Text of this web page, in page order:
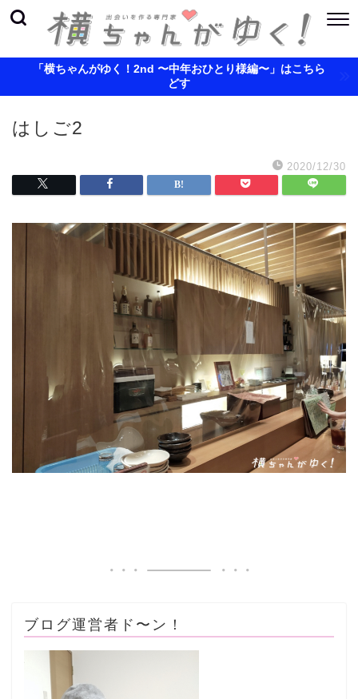
「横ちゃんがゆく！2nd 〜中年おひとり様編〜」はこちら
どす
はしご2
2020/12/30
ブログ運営者ド〜ン！